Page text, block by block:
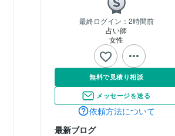
最終ログイン： 2時間前
占い師
女性
無料で見積り相談
メッセージを送る
依頼方法について
最新ブログ